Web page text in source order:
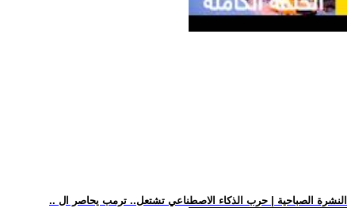
.. النشرة الصباحية | حرب الذكاء الاصطناعي تشتعل.. ترمب يحاصر ال